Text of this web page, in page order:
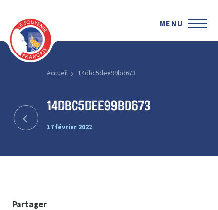
MENU
Accueil 14dbc5dee99bd673
14dbc5dee99bd673
17 février 2022
Partager